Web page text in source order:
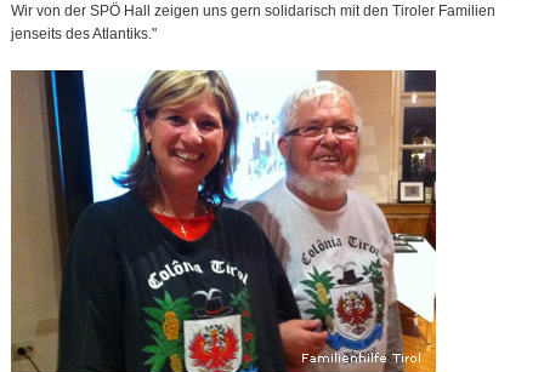
Wir von der SPÖ Hall zeigen uns gern solidarisch mit den Tiroler Familien
jenseits des Atlantiks."